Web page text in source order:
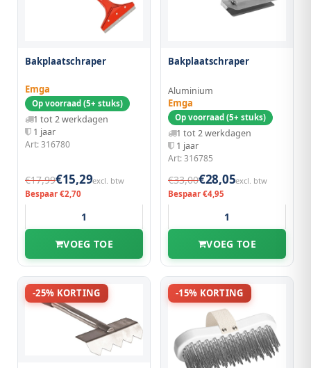
Bakplaatschraper
Emga
Op voorraad (5+ stuks)
1 tot 2 werkdagen
1 jaar
Art: 316780
€17,99€15,29excl. btw
Bespaar €2,70
VOEG TOE
Bakplaatschraper
Aluminium
Emga
Op voorraad (5+ stuks)
1 tot 2 werkdagen
1 jaar
Art: 316785
€33,00€28,05excl. btw
Bespaar €4,95
VOEG TOE
-25% KORTING -15% KORTING